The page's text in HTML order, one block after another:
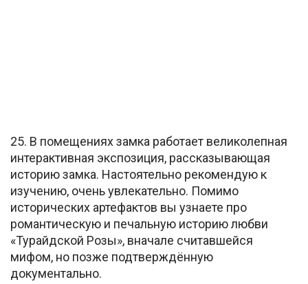
25. В помещениях замка работает великолепная
интерактивная экспозиция, рассказывающая
историю замка. Настоятельно рекомендую к
изучению, очень увлекательно. Помимо
исторических артефактов вы узнаете про
романтическую и печальную историю любви
«Турайдской Розы», вначале считавшейся
мифом, но позже подтверждённую
документально.